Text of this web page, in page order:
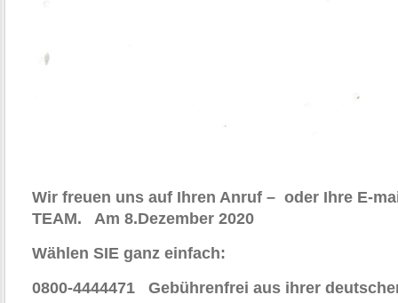
Wir freuen uns auf Ihren Anruf – oder Ihre E-
TEAM. Am 8.Dezember 2020
Wählen SIE ganz einfach:
0800-4444471 Gebührenfrei aus ihrer